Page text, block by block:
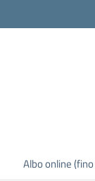
Albo online